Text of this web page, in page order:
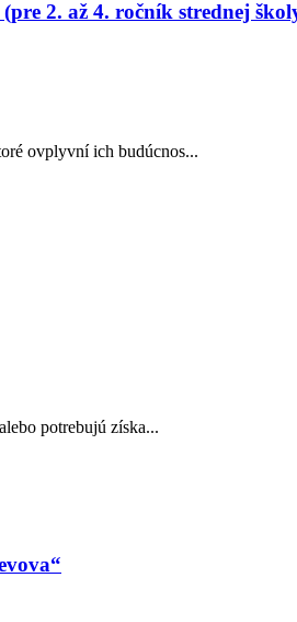
2. až 4. ročník strednej
ovplyvní ich budúcnos...
potrebujú získa...